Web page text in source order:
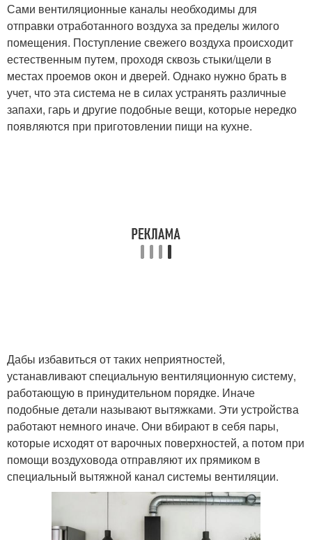
Сами вентиляционные каналы необходимы для
отправки отработанного воздуха за пределы жилого
помещения. Поступление свежего воздуха происходит
естественным путем, проходя сквозь стыки/щели в
местах проемов окон и дверей. Однако нужно брать в
учет, что эта система не в силах устранять различные
запахи, гарь и другие подобные вещи, которые нередко
появляются при приготовлении пищи на кухне.
Дабы избавиться от таких неприятностей,
устанавливают специальную вентиляционную систему,
работающую в принудительном порядке. Иначе
подобные детали называют вытяжками. Эти устройства
работают немного иначе. Они вбирают в себя пары,
которые исходят от варочных поверхностей, а потом при
помощи воздуховода отправляют их прямиком в
специальный вытяжной канал системы вентиляции.